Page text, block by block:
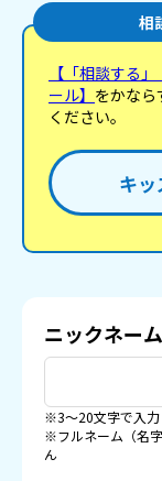
相
【「相談する
ール】 をかなら
ください。
キッ
ニックネーム
※3〜20文字で入力
※フルネーム（名
ん